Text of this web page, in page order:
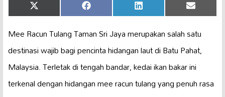
Share
on
X
(Twitter)
Share
on
Facebook Share
on
LinkedIn Share
on
Email
Mee Racun Tulang Taman Sri Jaya merupakan salah satu
destinasi wajib bagi pencinta hidangan laut di Batu Pahat,
Malaysia. Terletak di tengah bandar, kedai ikan bakar ini
terkenal dengan hidangan mee racun tulang yang penuh rasa